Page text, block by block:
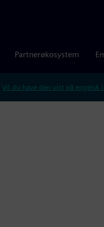
Partnerøkosystem
Vil du have den vist på engelsk